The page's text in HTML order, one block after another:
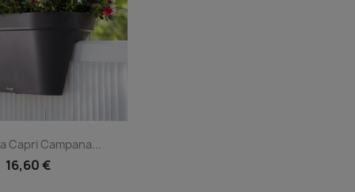
Capri Campana...
16,60 €